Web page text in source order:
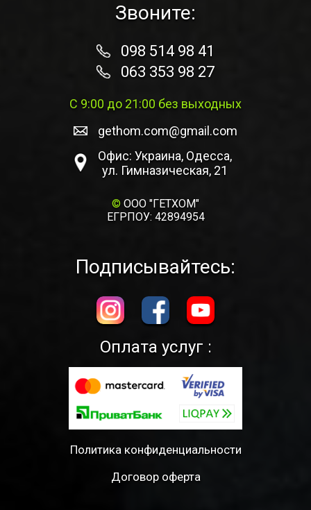
Звоните:
098 514 98 41
063 353 98 27
С 9:00 до 21:00 без выходных
gethom.com@gmail.com
Офис: Украина, Одесса,
ул. Гимназическая, 21
© ООО "ГЕТХОМ"
ЕГРПОУ: 42894954
Подписывайтесь:
Оплата услуг :
Политика конфиденциальности
Договор оферта